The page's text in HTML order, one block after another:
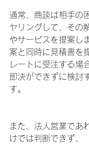
通常、商談は相手の
ヤリングして、その
やサービスを提案し
案と同時に見積書を
レートに受注する場
即決ができずに検討
す。
また、法人営業であ
けでは判断できず、